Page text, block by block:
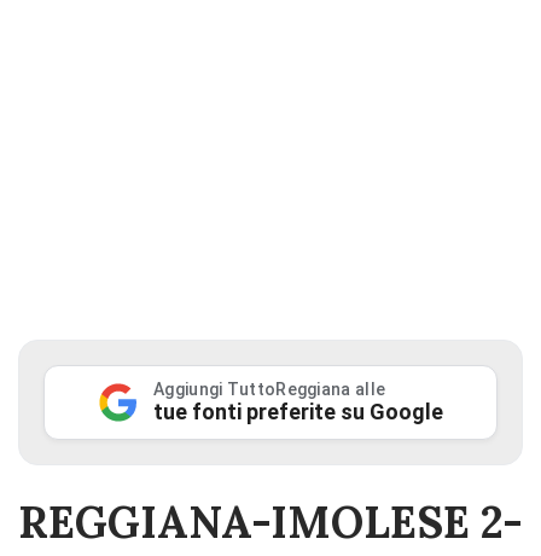
Aggiungi TuttoReggiana alle
tue fonti preferite su Google
REGGIANA-IMOLESE 2-